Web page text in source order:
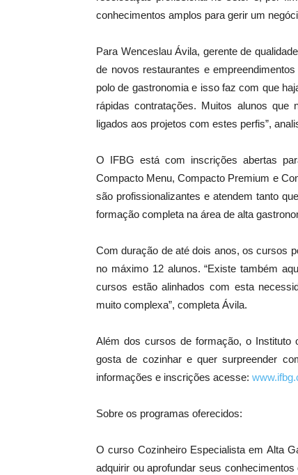
conhecimentos amplos para gerir um
Para Wenceslau Ávila, gerente de
de novos restaurantes e
polo de gastronomia e isso faz com que
rápidas contratações. Muitos alunos
ligados aos projetos com estes perfis”,
O IFBG está com inscrições abertas
Compacto Menu, Compacto Premium e
são profissionalizantes e atendem tanto
formação completa na área de alta
Com duração de até dois anos, os cursos
no máximo 12 alunos. “Existe também
cursos estão alinhados com esta
muito complexa”, completa Ávila.
Além dos cursos de formação, o Instituto
gosta de cozinhar e quer surpreender
informações e inscrições acesse:
Sobre os programas oferecidos:
O curso Cozinheiro Especialista em Alta
adquirir ou aprofundar seus